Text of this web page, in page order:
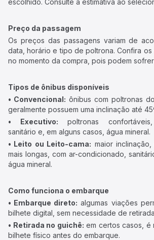
escolhido. Consulte a estimativa ao
Preço da passagem
Os preços das passagens variam de
data, horário e tipo de poltrona. Confira os
no momento da compra, pois podem
Tipos de ônibus disponíveis
• Convencional: ônibus com poltronas
geralmente possuem uma inclinação até
• Executivo: poltronas confortáveis,
sanitário e, em alguns casos, água mineral.
• Leito ou Leito-cama: maior
mais longas, com ar-condicionado,
água mineral.
Como funciona o embarque
• Embarque direto: algumas viações
bilhete digital, sem necessidade de
• Retirada no guichê: em certos casos, é
bilhete físico antes do embarque.